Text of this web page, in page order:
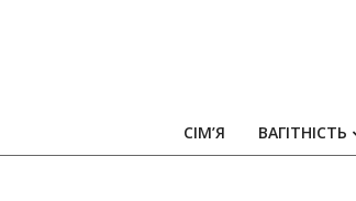
СІМ’Я ВАГІТНІСТЬ